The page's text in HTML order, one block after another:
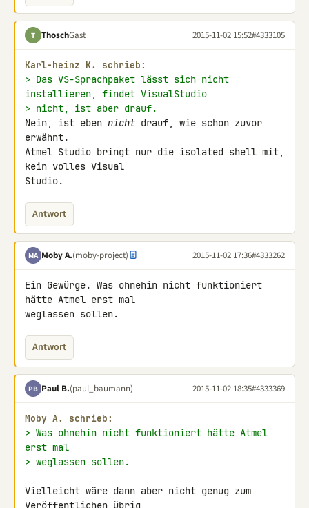
T ThoschGast 2015-11-02 15:52#4333105
Karl-heinz K. schrieb:
> Das VS-Sprachpaket lässt sich nicht
installieren, findet VisualStudio
> nicht, ist aber drauf.
Nein, ist eben nicht drauf, wie schon zuvor
erwähnt.
Atmel Studio bringt nur die isolated shell mit,
kein volles Visual
Studio.
Antwort
MA Moby A.(moby-project) 2015-11-02 17:36#4333262
Ein Gewürge. Was ohnehin nicht funktioniert
hätte Atmel erst mal
weglassen sollen.
Antwort
PB Paul B.(paul_baumann) 2015-11-02 18:35#4333369
Moby A. schrieb:
> Was ohnehin nicht funktioniert hätte Atmel
erst mal
> weglassen sollen.
Vielleicht wäre dann aber nicht genug zum
Veröffentlichen übrig